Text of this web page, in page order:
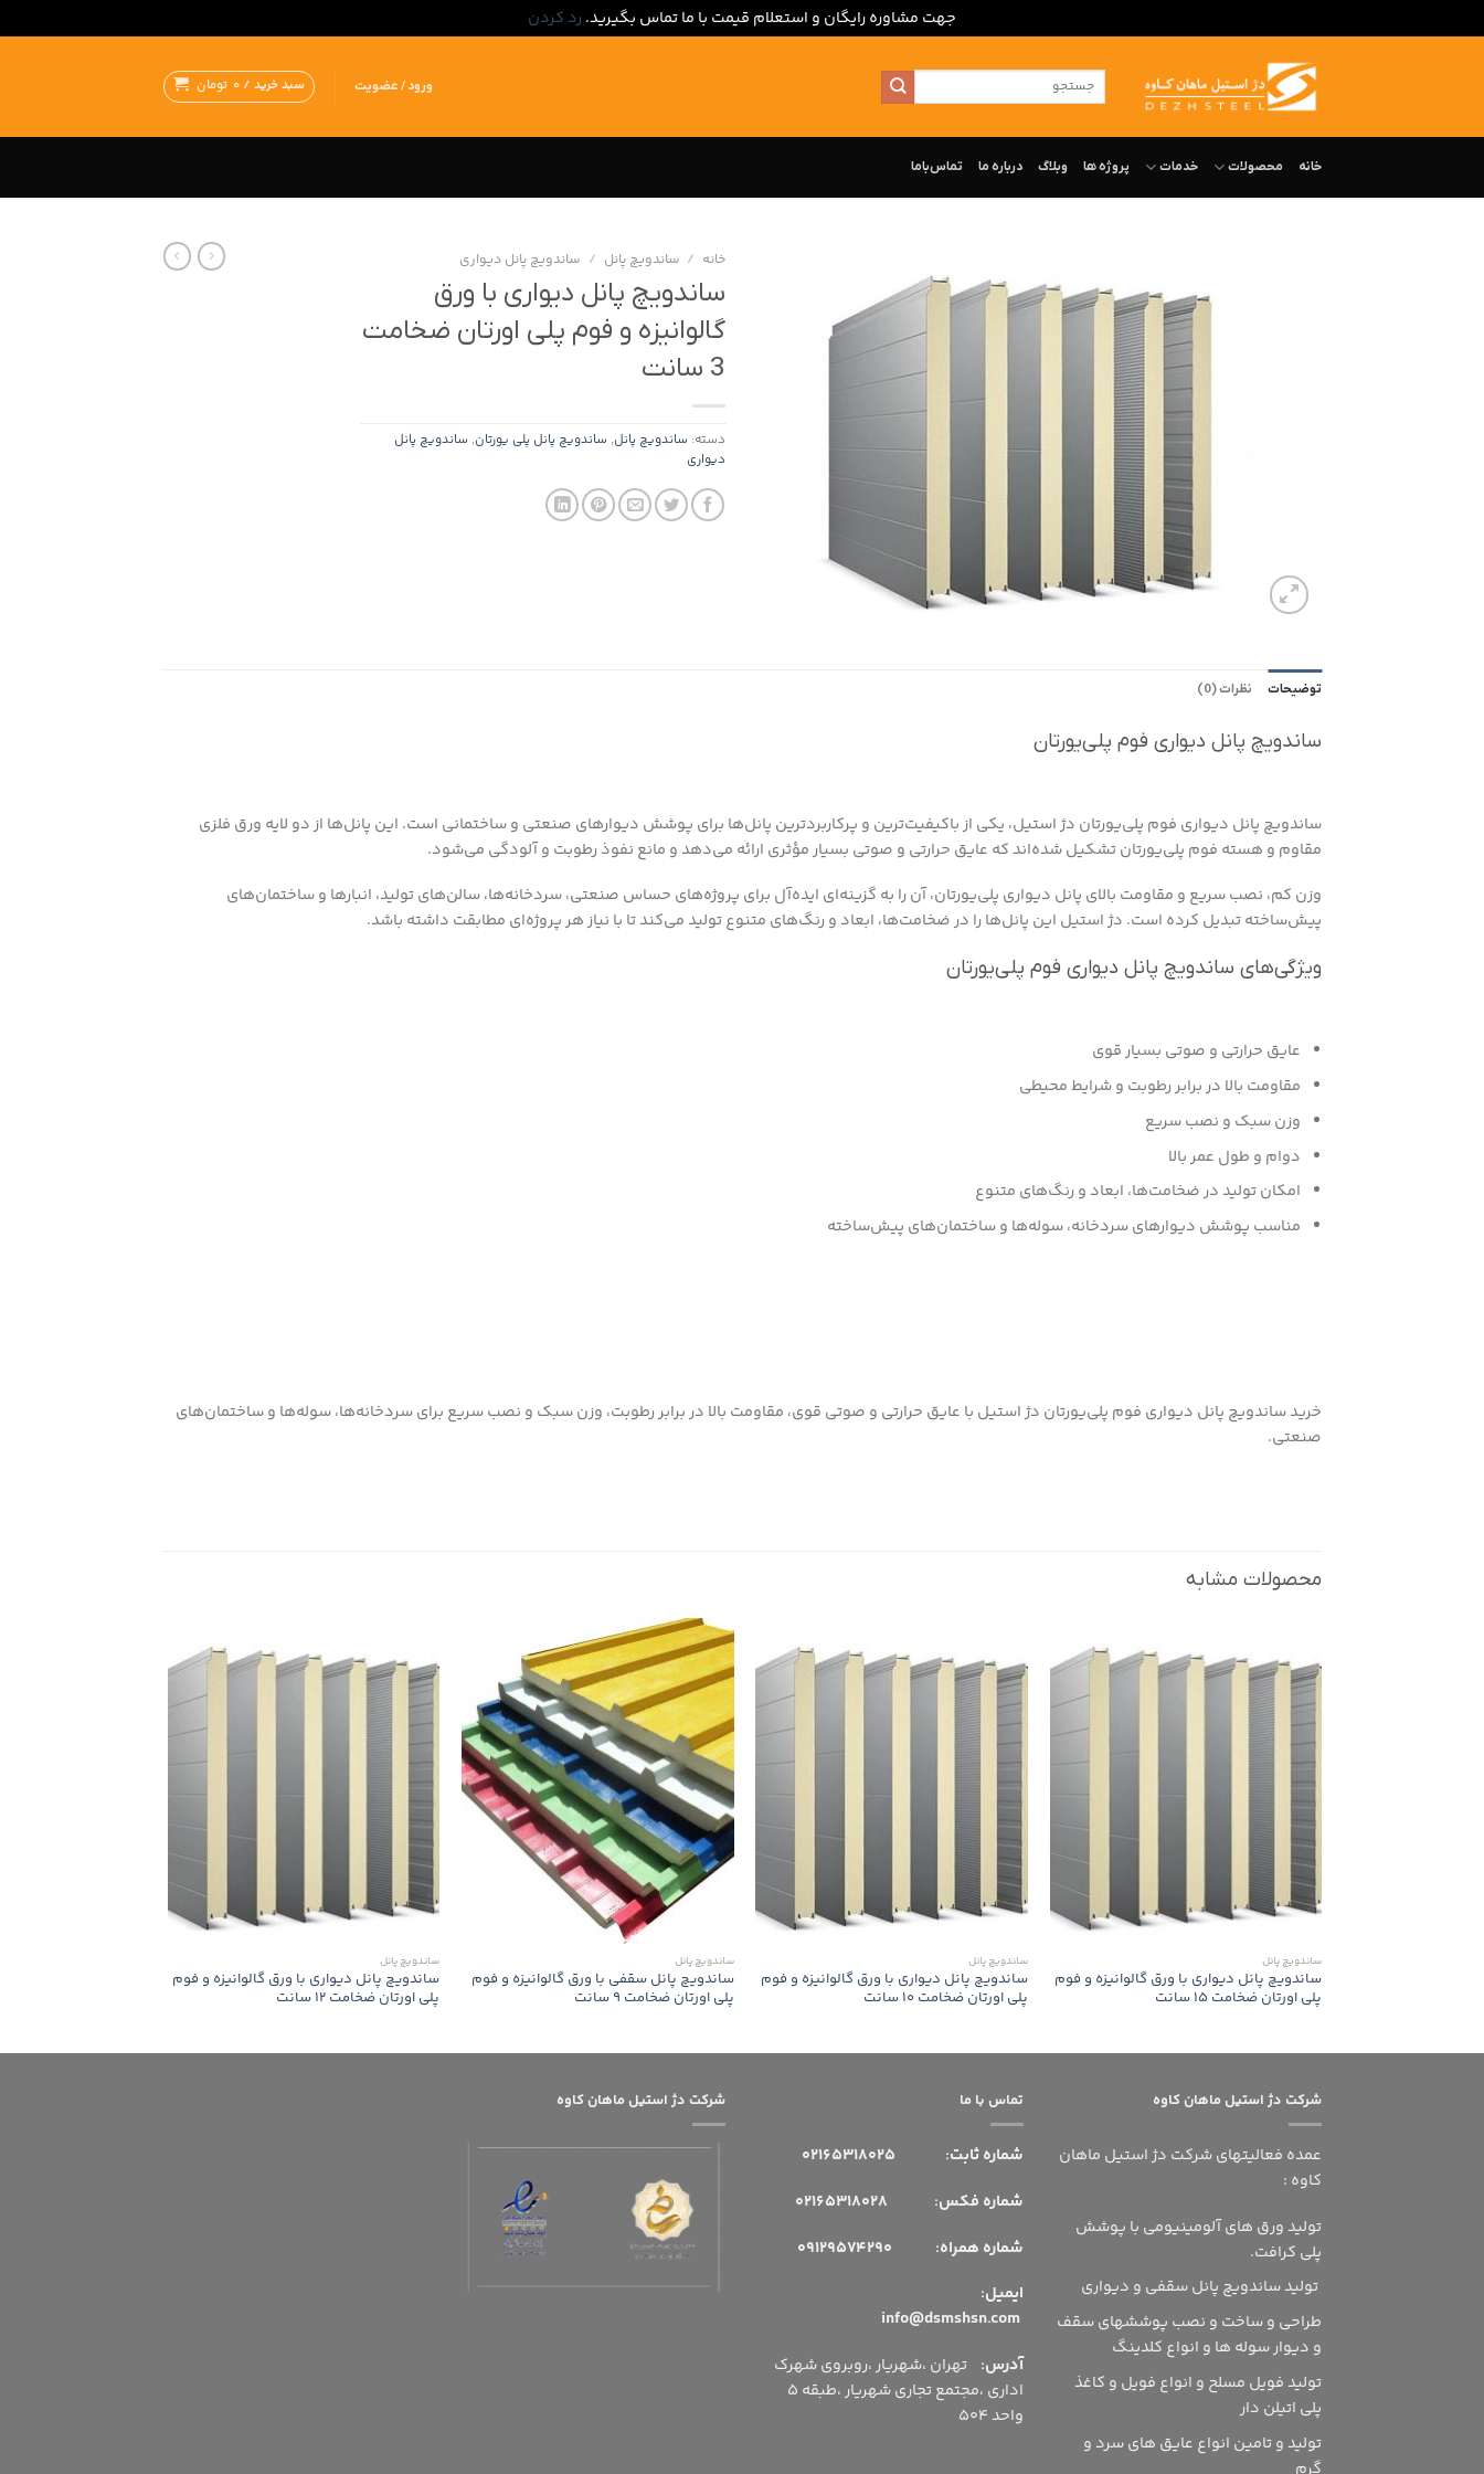
جهت مشاوره رایگان و استعلام قیمت با ما تماس بگیرید. رد کردن
جستجو
برای:
ورود / عضویت سبد خرید / 0 تومان
خانه محصولات خدمات پروژه ها وبلاگ درباره‌ ما تماس‌با‌ما
خانه / ساندویچ پانل / ساندویچ پانل دیواری
ساندویچ پانل دیواری با ورق
گالوانیزه و فوم پلی اورتان ضخامت
3 سانت
دسته: ساندویچ پانل, ساندویچ پانل پلی یورتان, ساندویچ پانل
دیواری
توضیحات نظرات (0)
ساندویچ پانل دیواری فوم پلی‌یورتان
ساندویچ پانل دیواری فوم پلی‌یورتان دژ استیل، یکی از باکیفیت‌ترین و پرکاربردترین پانل‌ها برای پوشش دیوارهای صنعتی و ساختمانی است. این پانل‌ها از دو لایه ورق فلزی
مقاوم و هسته فوم پلی‌یورتان تشکیل شده‌اند که عایق حرارتی و صوتی بسیار مؤثری ارائه می‌دهد و مانع نفوذ رطوبت و آلودگی می‌شود.
وزن کم، نصب سریع و مقاومت بالای پانل دیواری پلی‌یورتان، آن را به گزینه‌ای ایده‌آل برای پروژه‌های حساس صنعتی، سردخانه‌ها، سالن‌های تولید، انبارها و ساختمان‌های
پیش‌ساخته تبدیل کرده است. دژ استیل این پانل‌ها را در ضخامت‌ها، ابعاد و رنگ‌های متنوع تولید می‌کند تا با نیاز هر پروژه‌ای مطابقت داشته باشد.
ویژگی‌های ساندویچ پانل دیواری فوم پلی‌یورتان
عایق حرارتی و صوتی بسیار قوی
مقاومت بالا در برابر رطوبت و شرایط محیطی
وزن سبک و نصب سریع
دوام و طول عمر بالا
امکان تولید در ضخامت‌ها، ابعاد و رنگ‌های متنوع
مناسب پوشش دیوارهای سردخانه، سوله‌ها و ساختمان‌های پیش‌ساخته
خرید ساندویچ پانل دیواری فوم پلی‌یورتان دژ استیل با عایق حرارتی و صوتی قوی، مقاومت بالا در برابر رطوبت، وزن سبک و نصب سریع برای سردخانه‌ها، سوله‌ها و ساختمان‌های
صنعتی.
محصولات مشابه
ساندویچ پانل
ساندویچ پانل دیواری با ورق گالوانیزه و فوم
پلی اورتان ضخامت 15 سانت
ساندویچ پانل
ساندویچ پانل دیواری با ورق گالوانیزه و فوم
پلی اورتان ضخامت 10 سانت
ساندویچ پانل
ساندویچ پانل سقفی با ورق گالوانیزه و فوم
پلی اورتان ضخامت 9 سانت
ساندویچ پانل
ساندویچ پانل دیواری با ورق گالوانیزه و فوم
پلی اورتان ضخامت 12 سانت
شرکت دژ استیل ماهان کاوه
عمده فعالیتهای شرکت دژ استیل ماهان
کاوه :
تولید ورق های آلومینیومی با پوشش
پلی کرافت.
تولید ساندویچ پانل سقفی و دیواری
طراحی و ساخت و نصب پوششهای سقف
و دیوار سوله ها و انواع کلدینگ
تولید فویل مسلح و انواع فویل و کاغذ
پلی اتیلن دار
تولید و تامین انواع عایق های سرد و
گرم
تماس با ما
شماره ثابت:
شماره فکس: 02165318028
شماره همراه: 09129574290
ایمیل:
آدرس: تهران ،شهریار ،روبروی شهرک
اداری ،مجتمع تجاری شهریار ،طبقه 5
واحد 504
شرکت دژ استیل ماهان کاوه